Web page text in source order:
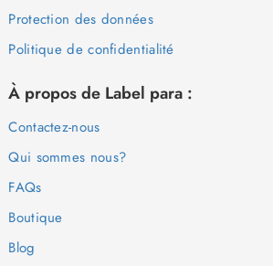
Protection des données
Politique de confidentialité
À propos de Label para :
Contactez-nous
Qui sommes nous?
FAQs
Boutique
Blog